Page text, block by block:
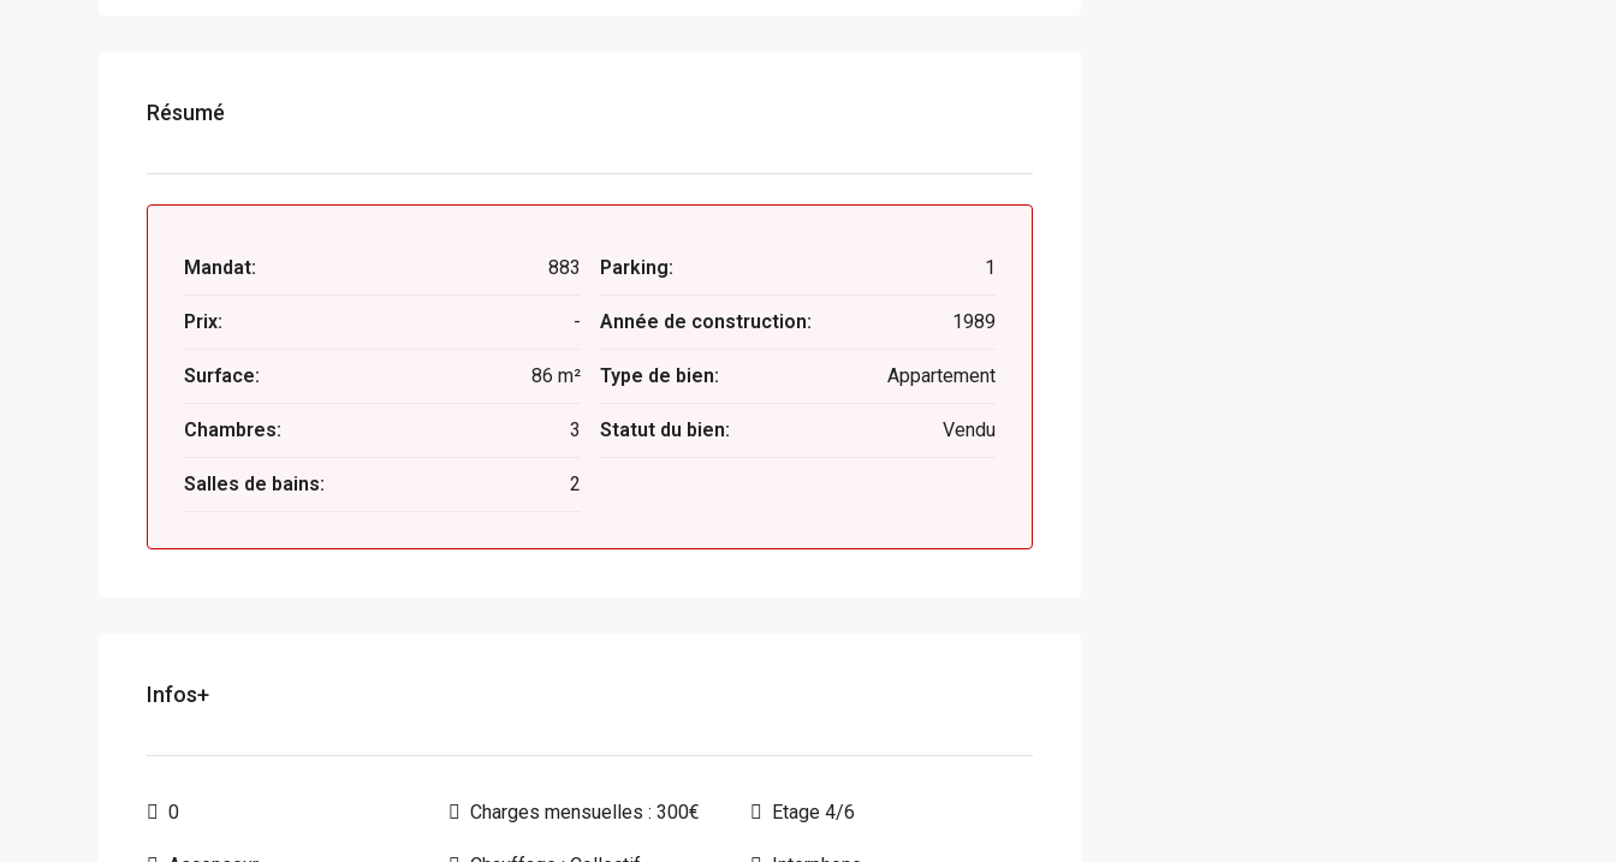
Résumé
Mandat: 883
Prix: -
Surface: 86 m²
Chambres: 3
Salles de bains: 2
Parking: 1
Année de construction: 1989
Type de bien: Appartement
Statut du bien: Vendu
Infos+
0 Charges mensuelles : 300€ Etage 4/6